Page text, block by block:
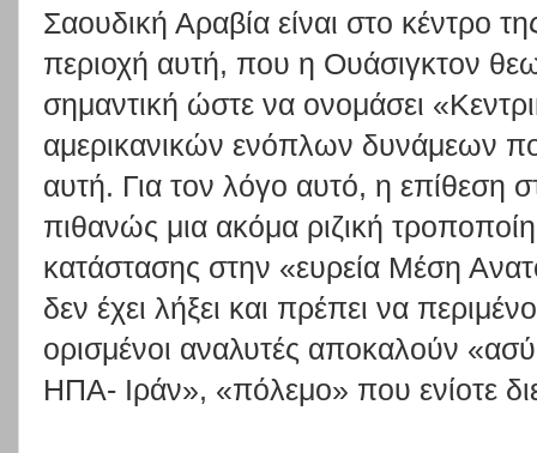
Σαουδική Αραβία είναι στο κέντρο
περιοχή αυτή, που η Ουάσιγκτον
σημαντική ώστε να ονομάσει
αμερικανικών ενόπλων δυνάμεων
αυτή. Για τον λόγο αυτό, η επίθεση
πιθανώς μια ακόμα ριζική
κατάστασης στην «ευρεία Μέση
δεν έχει λήξει και πρέπει να
ορισμένοι αναλυτές αποκαλούν
ΗΠΑ- Ιράν», «πόλεμο» που ενίοτε